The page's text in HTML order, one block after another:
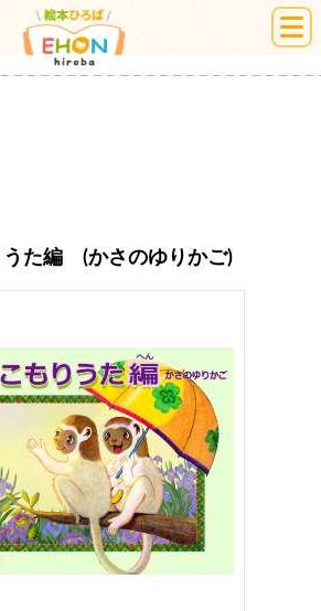
絵本ひろば
うた編 (かさのゆりかご)